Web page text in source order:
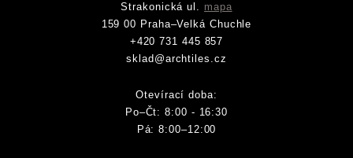
Strakonická ul. mapa
159 00 Praha–Velká Chuchle
+420 731 445 857
sklad@archtiles.cz
Otevírací doba:
Po–Čt: 8:00 - 16:30
Pá: 8:00–12:00